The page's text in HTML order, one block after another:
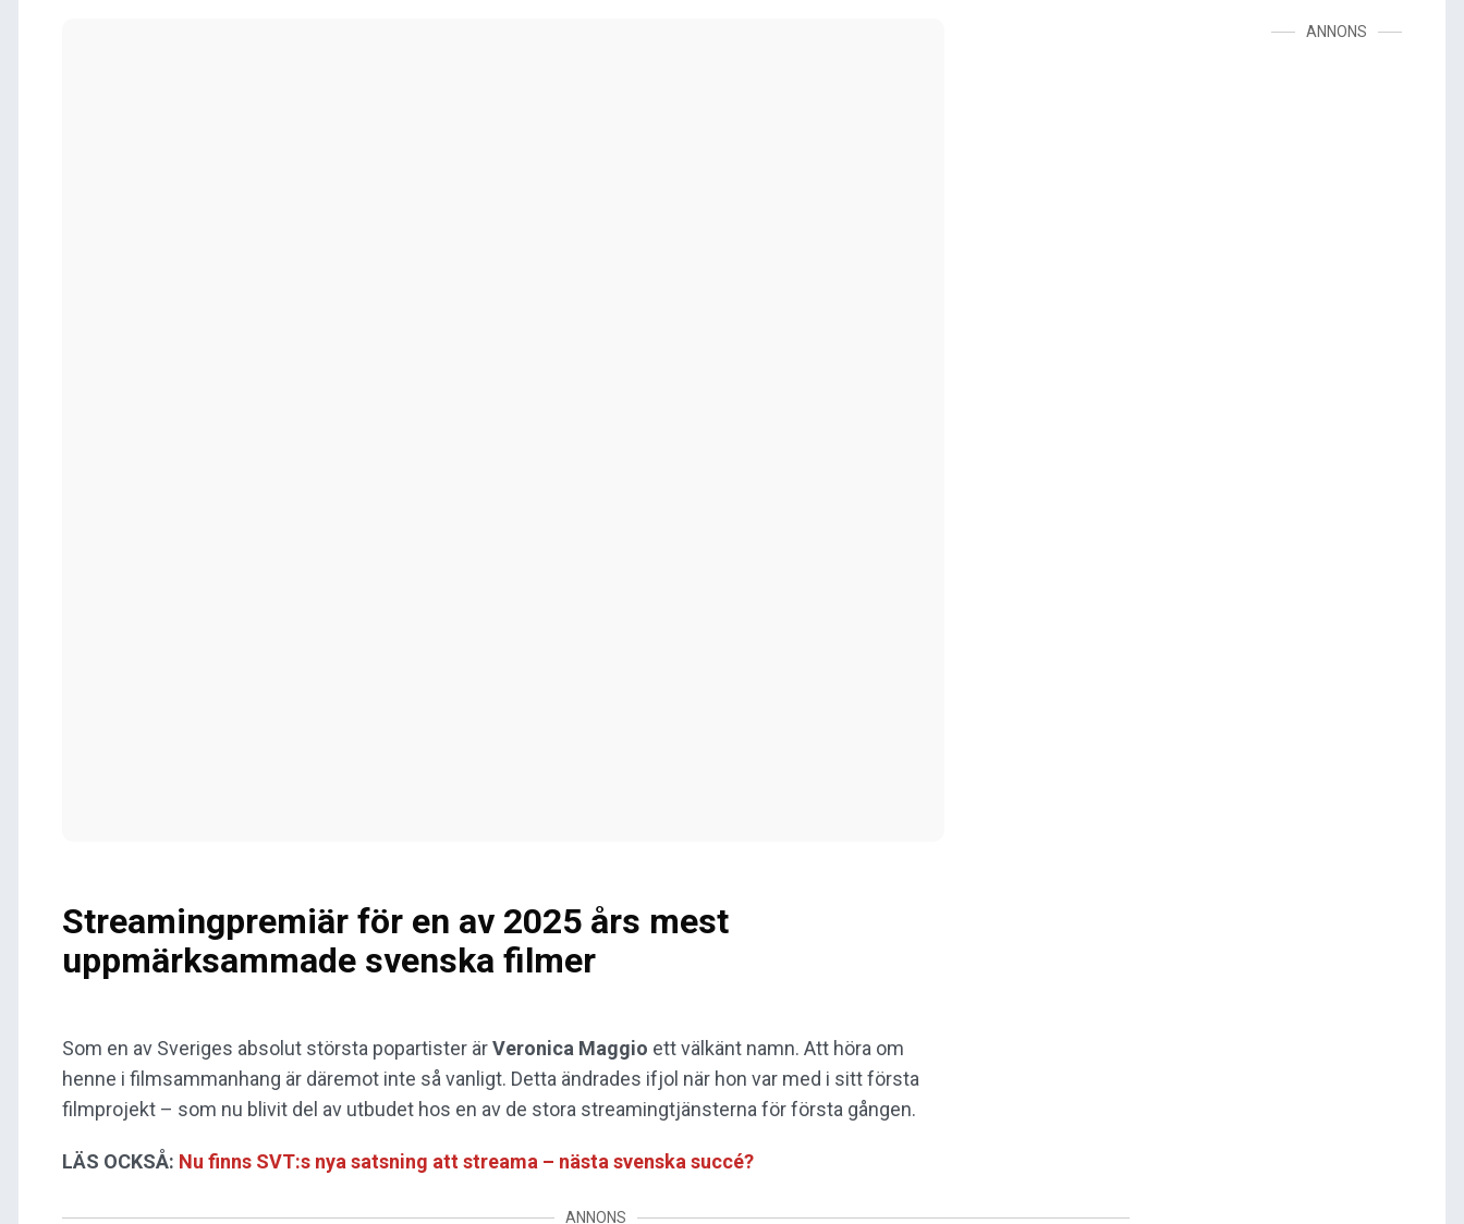
Streamingpremiär för en av 2025 års mest
uppmärksammade svenska filmer
Som en av Sveriges absolut största popartister ärVeronica Maggio ett välkänt namn. Att höra om
henne i filmsammanhang är däremot inte så vanligt. Detta ändrades ifjol när hon var med i sitt första
filmprojekt – som nu blivit del av utbudet hos en av de stora streamingtjänsterna för första gången.
LÄS OCKSÅ: Nu finns SVT:s nya satsning att streama – nästa svenska succé?
ANNONS
ANNONS